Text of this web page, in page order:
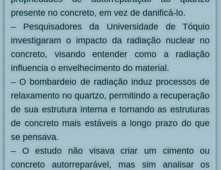
presente no concreto, em vez de danificá-lo.
– Pesquisadores da Universidade de Tóquio
investigaram o impacto da radiação nuclear no
concreto, visando entender como a radiação
influencia o envelhecimento do material.
– O bombardeio de radiação induz processos de
relaxamento no quartzo, permitindo a recuperação
de sua estrutura interna e tornando as estruturas
de concreto mais estáveis a longo prazo do que
se pensava.
– O estudo não visava criar um cimento ou
concreto autorreparável, mas sim analisar os